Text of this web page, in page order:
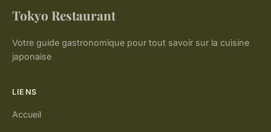
Tokyo Restaurant
Votre guide gastronomique pour tout savoir sur la cuisine
japonaise
LIENS
Accueil